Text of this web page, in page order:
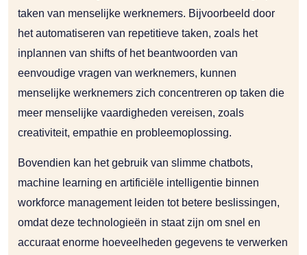
taken van menselijke werknemers. Bijvoorbeeld door
het automatiseren van repetitieve taken, zoals het
inplannen van shifts of het beantwoorden van
eenvoudige vragen van werknemers, kunnen
menselijke werknemers zich concentreren op taken die
meer menselijke vaardigheden vereisen, zoals
creativiteit, empathie en probleemoplossing.
Bovendien kan het gebruik van slimme chatbots,
machine learning en artificiële intelligentie binnen
workforce management leiden tot betere beslissingen,
omdat deze technologieën in staat zijn om snel en
accuraat enorme hoeveelheden gegevens te verwerken